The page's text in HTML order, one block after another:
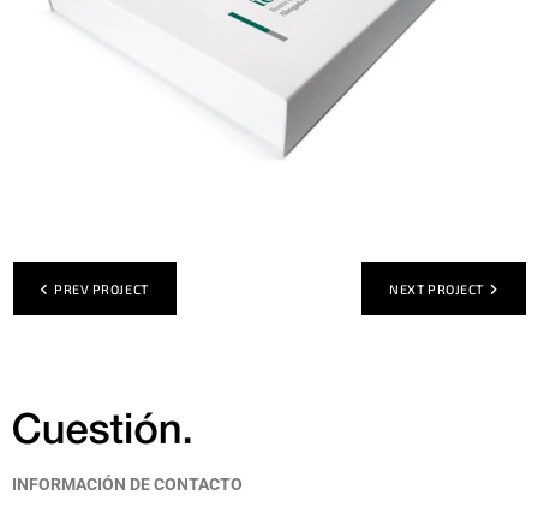
NEXT PROJECT
PREV PROJECT
INFORMACIÓN DE CONTACTO